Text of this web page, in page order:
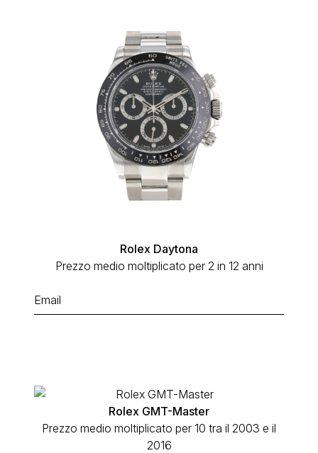
Rolex Daytona
Prezzo medio moltiplicato per 2 in 12 anni
Rolex GMT-Master
Prezzo medio moltiplicato per 10 tra il 2003 e il
2016